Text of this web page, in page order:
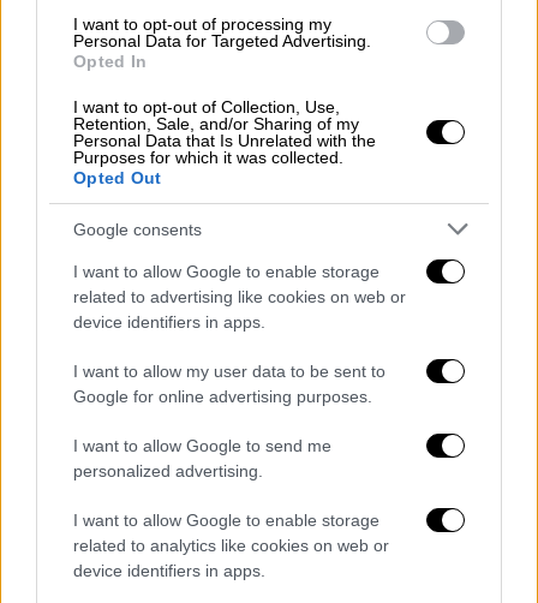
I want to opt-out of processing my
Personal Data for Targeted Advertising.
Opted In
I want to opt-out of Collection, Use,
Retention, Sale, and/or Sharing of my
Personal Data that Is Unrelated with the
Purposes for which it was collected.
Opted Out
Google consents
I want to allow Google to enable storage
related to advertising like cookies on web or
device identifiers in apps.
I want to allow my user data to be sent to
Google for online advertising purposes.
I want to allow Google to send me
personalized advertising.
I want to allow Google to enable storage
related to analytics like cookies on web or
device identifiers in apps.
Δημοσκόπηση: Πώς κρίνουν τις
εξαγγελίες Μητσοτάκη στη ΔΕΘ, ποιον
επιλέγουν ανάμεσα σε Τσίπρα, Σαμαρά,
Καρυστιανού